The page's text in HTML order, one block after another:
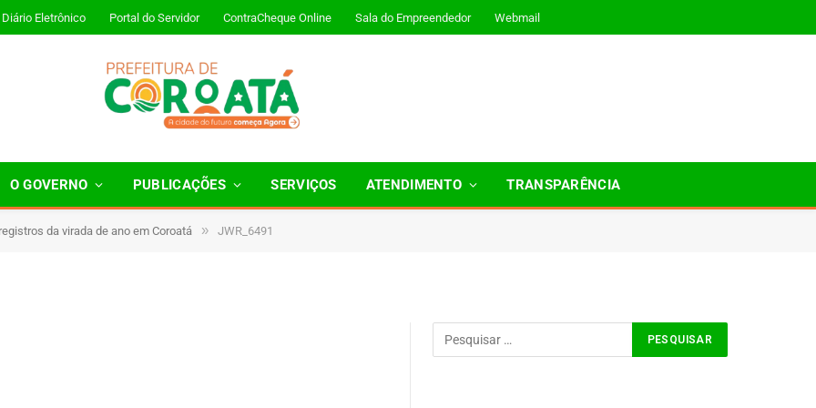
Diário Eletrônico Portal do Servidor ContraCheque Online Sala do Empreendedor Webmail
O GOVERNO PUBLICAÇÕES SERVIÇOS ATENDIMENTO TRANSPARÊNCIA
da virada de ano em Coroatá » JWR_6491